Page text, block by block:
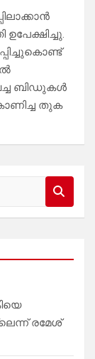
ഉപേക്ഷിച്ചു.
ബിഡുകൾ
തുക
രമേശ്